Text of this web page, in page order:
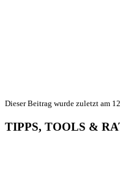
Dieser Beitrag wurde zuletzt am
TIPPS, TOOLS &